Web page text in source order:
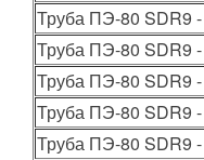
Труба ПЭ-80 SDR9
Труба ПЭ-80 SDR9
Труба ПЭ-80 SDR9
Труба ПЭ-80 SDR9
Труба ПЭ-80 SDR9